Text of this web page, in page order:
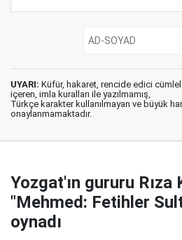
UYARI: Küfür, hakaret, rencide edici
içeren, imla kuralları ile yazılmamış,
Türkçe karakter kullanılmayan ve büyük
onaylanmamaktadır.
Yozgat'ın gururu Rıza
"Mehmed: Fetihler
oynadı